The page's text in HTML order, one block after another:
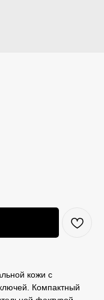
кожи с
Компактный